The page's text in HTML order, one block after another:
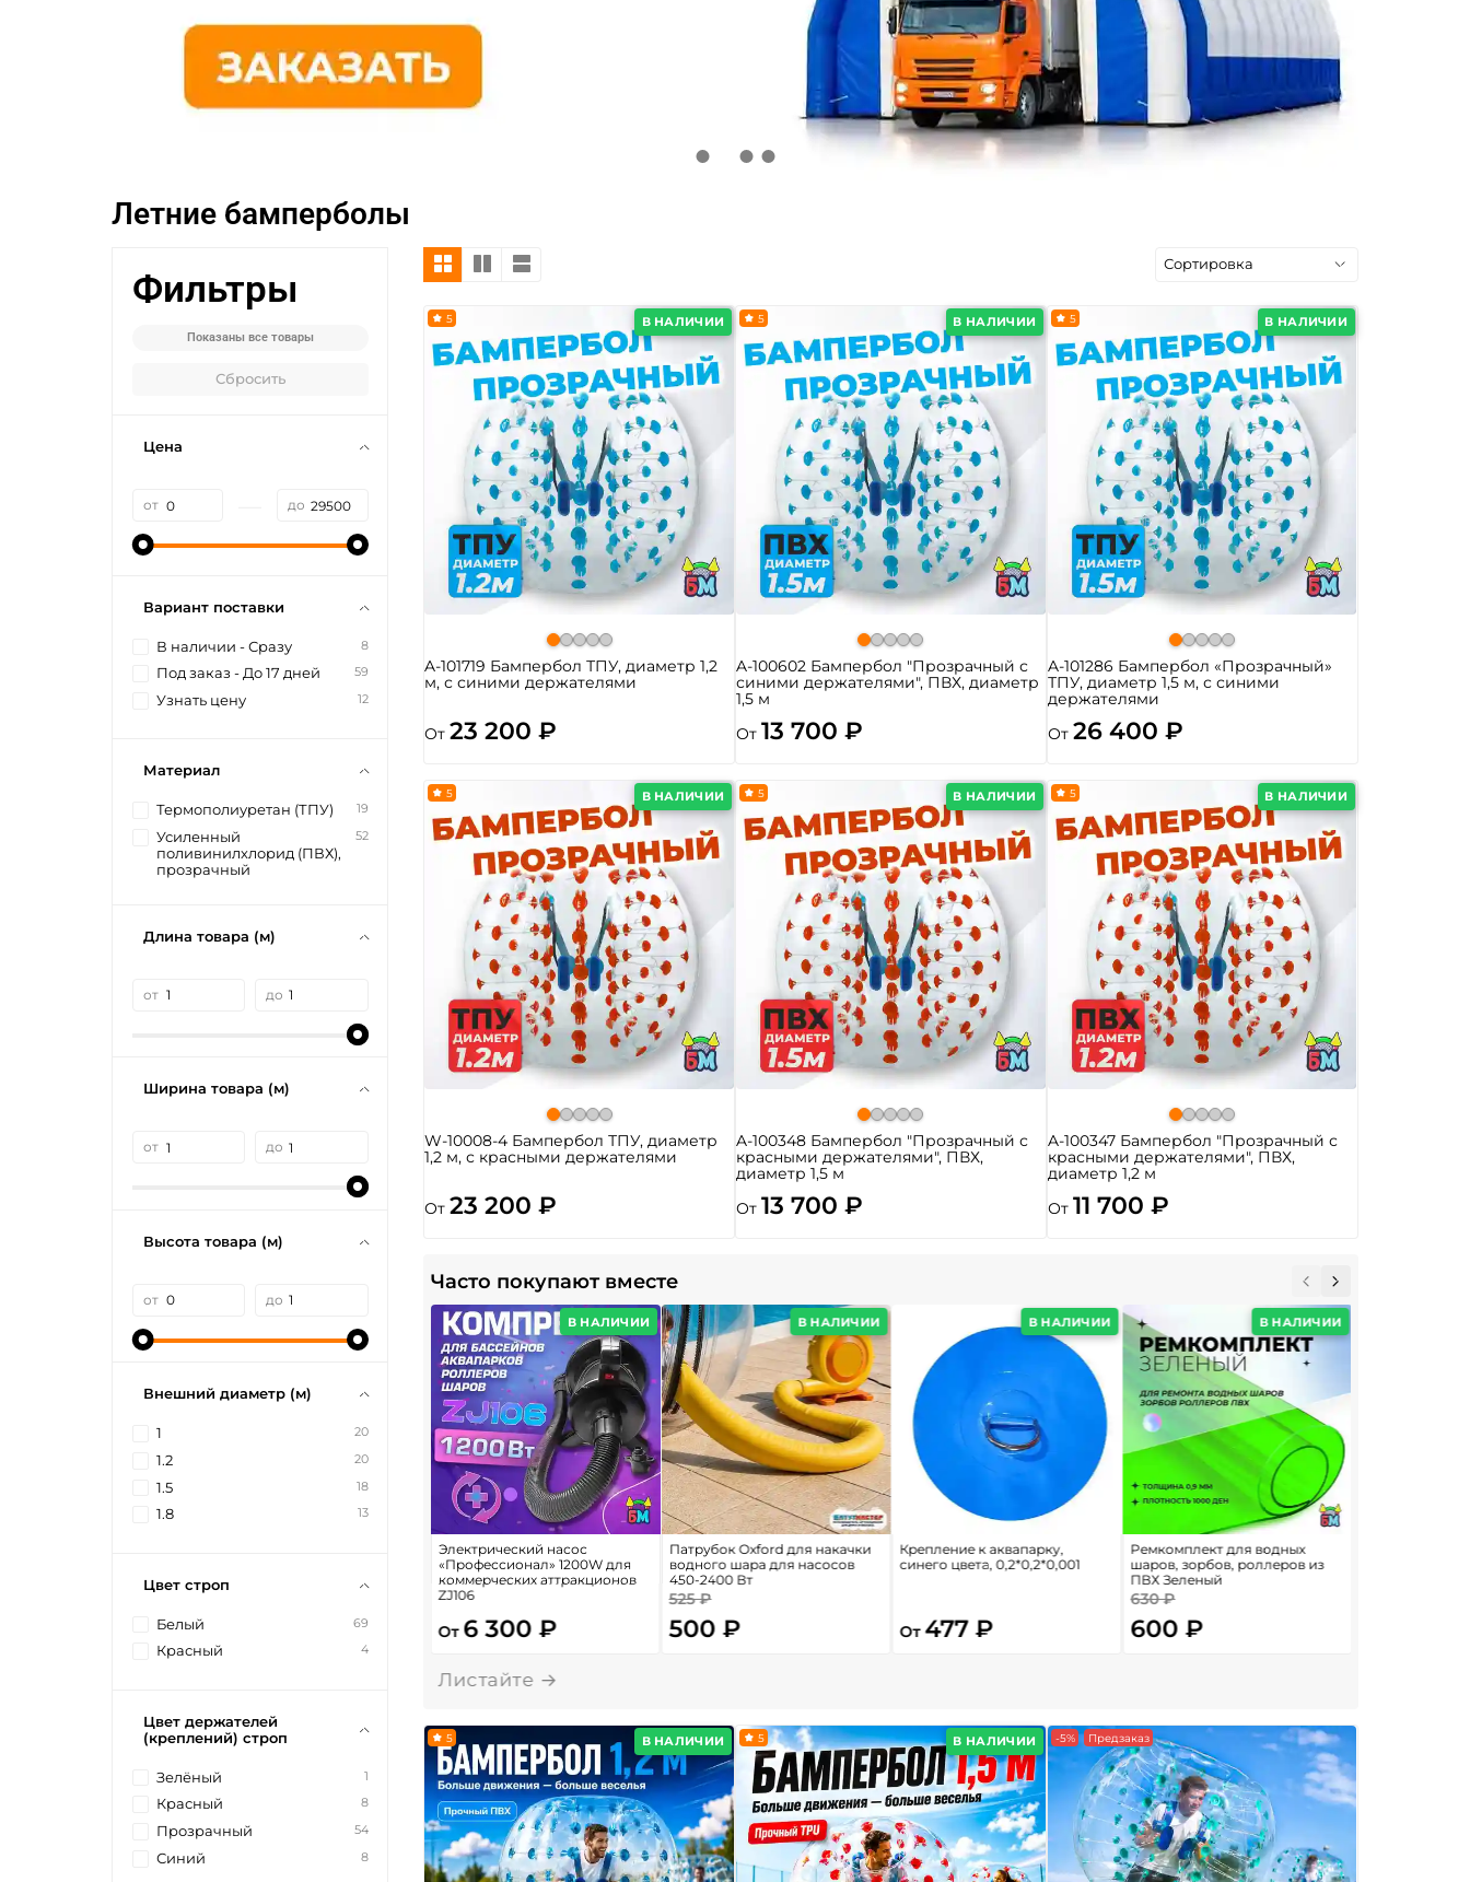
Летние бамперболы
В НАЛИЧИИ
5
A-101719 Бампербол ТПУ, диаметр 1,2
м, с синими держателями
От 23 200 ₽
В НАЛИЧИИ
5
A-100602 Бампербол "Прозрачный с
синими держателями", ПВХ, диаметр
1,5 м
От 13 700 ₽
В НАЛИЧИИ
5
A-101286 Бампербол «Прозрачный»
ТПУ, диаметр 1,5 м, с синими
держателями
От 26 400 ₽
В НАЛИЧИИ
5
W-10008-4 Бампербол ТПУ, диаметр
1,2 м, с красными держателями
От 23 200 ₽
В НАЛИЧИИ
5
A-100348 Бампербол "Прозрачный с
красными держателями", ПВХ,
диаметр 1,5 м
От 13 700 ₽
В НАЛИЧИИ
5
A-100347 Бампербол "Прозрачный с
красными держателями", ПВХ,
диаметр 1,2 м
От 11 700 ₽
Часто покупают вместе
В НАЛИЧИИ
Электрический насос
«Профессионал» 1200W для
коммерческих аттракционов
ZJ106
От 6 300 ₽
В НАЛИЧИИ
Патрубок Oxford для накачки
водного шара для насосов
450-2400 Вт
525 ₽
500 ₽
В НАЛИЧИИ
Крепление к аквапарку,
синего цвета, 0,2*0,2*0,001
От 477 ₽
В НАЛИЧИИ
Ремкомплект для водных
шаров, зорбов, роллеров из
ПВХ Зеленый
630 ₽
600 ₽
В НАЛИЧИИ
5 В НАЛИЧИИ
5 -5% Предзаказ
Фильтры
Показаны все товары
Сбросить
Цена
от до
Вариант поставки
В наличии - Сразу 8
Под заказ - До 17 дней 59
Узнать цену 12
Материал
Термополиуретан (ТПУ) 19
Усиленный
поливинилхлорид (ПВХ),
прозрачный
52
Длина товара (м)
от до
Ширина товара (м)
от до
Высота товара (м)
от до
Внешний диаметр (м)
1 20
1.2 20
1.5 18
1.8 13
Цвет строп
Белый 69
Красный 4
Цвет держателей
(креплений) строп
Зелёный 1
Красный 8
Прозрачный 54
Синий 8